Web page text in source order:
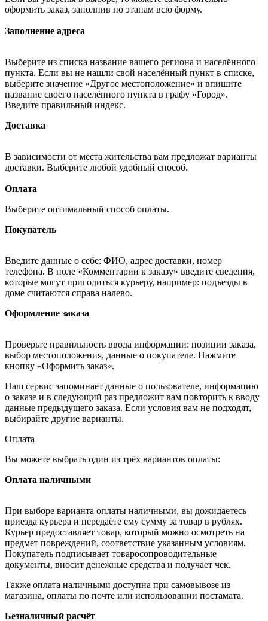
оформить заказ, заполнив по этапам всю форму.
Заполнение адреса
Выберите из списка название вашего региона и населённого
пункта. Если вы не нашли свой населённый пункт в списке,
выберите значение «Другое местоположение» и впишите
название своего населённого пункта в графу «Город».
Введите правильный индекс.
Доставка
В зависимости от места жительства вам предложат варианты
доставки. Выберите любой удобный способ.
Оплата
Выберите оптимальный способ оплаты.
Покупатель
Введите данные о себе: ФИО, адрес доставки, номер
телефона. В поле «Комментарии к заказу» введите сведения,
которые могут пригодиться курьеру, например: подъезды в
доме считаются справа налево.
Оформление заказа
Проверьте правильность ввода информации: позиции заказа,
выбор местоположения, данные о покупателе. Нажмите
кнопку «Оформить заказ».
Наш сервис запоминает данные о пользователе, информацию
о заказе и в следующий раз предложит вам повторить к вводу
данные предыдущего заказа. Если условия вам не подходят,
выбирайте другие варианты.
Оплата
Вы можете выбрать один из трёх вариантов оплаты:
Оплата наличными
При выборе варианта оплаты наличными, вы дожидаетесь
приезда курьера и передаёте ему сумму за товар в рублях.
Курьер предоставляет товар, который можно осмотреть на
предмет повреждений, соответствие указанным условиям.
Покупатель подписывает товаросопроводительные
документы, вносит денежные средства и получает чек.
Также оплата наличными доступна при самовывозе из
магазина, оплаты по почте или использовании постамата.
Безналичный расчёт